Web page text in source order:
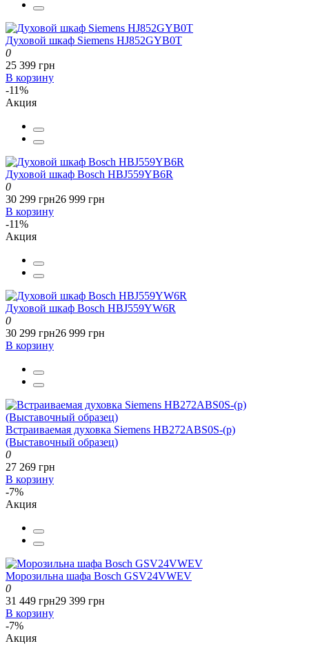
Духовой шкаф Siemens HJ852GYB0T
0
25 399 грн
В корзину
-11%
Акция
Духовой шкаф Bosch HBJ559YB6R
0
30 299 грн26 999 грн
В корзину
-11%
Акция
Духовой шкаф Bosch HBJ559YW6R
0
30 299 грн26 999 грн
В корзину
Встраиваемая духовка Siemens HB272ABS0S-(p)
(Выставочный образец)
0
27 269 грн
В корзину
-7%
Акция
Морозильна шафа Bosch GSV24VWEV
0
31 449 грн29 399 грн
В корзину
-7%
Акция